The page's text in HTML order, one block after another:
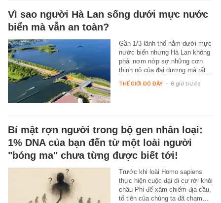
Vì sao người Hà Lan sống dưới mực nước
biển mà vẫn an toàn?
Gần 1/3 lãnh thổ nằm dưới mực
nước biển nhưng Hà Lan không
phải nơm nớp sợ những cơn
thịnh nộ của đại dương mà rất…
THẾ GIỚI ĐÓ ĐÂY - 6 giờ trước
Bí mật rợn người trong bộ gen nhân loại:
1% DNA của bạn đến từ một loài người
"bóng ma" chưa từng được biết tới!
Trước khi loài Homo sapiens
thực hiện cuộc đại di cư rời khỏi
châu Phi để xâm chiếm địa cầu,
tổ tiên của chúng ta đã chạm…